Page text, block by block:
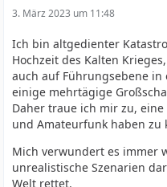
3. März 2023 um 11:48
Ich bin altgedienter
Hochzeit des Kalten
auch auf Führungsebene
einige mehrtägige
Daher traue ich mir zu,
und Amateurfunk haben zu
Mich verwundert es immer
unrealistische Szenarien
Welt rettet.